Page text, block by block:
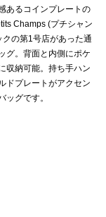
あるコインプレートの
Champs (プチシャン
の第1号店があった通
グ。背面と内側にポケ
収納可能。持ち手ハン
ドプレートがアクセン
ッグです。